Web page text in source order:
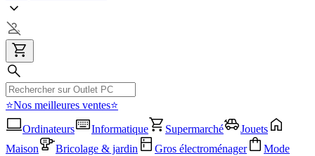
⭐Nos meilleures ventes⭐
Ordinateurs
Informatique Supermarché
Jouets
Maison
Bricolage & jardin Gros électroménager Mode